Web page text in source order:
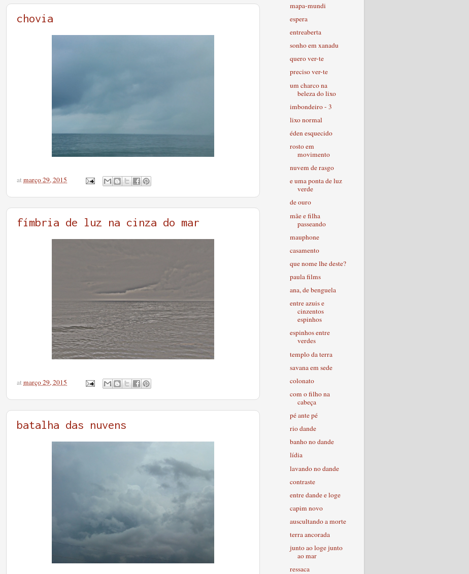
chovia
atmarço 29, 2015
fímbria de luz na cinza do mar
atmarço 29, 2015
batalha das nuvens
mapa-mundi
espera
entreaberta
sonho em xanadu
quero ver-te
preciso ver-te
um charco na
beleza do lixo
imbondeiro - 3
lixo normal
éden esquecido
rosto em
movimento
nuvem de rasgo
e uma ponta de luz
verde
de ouro
mãe e filha
passeando
mauphone
casamento
que nome lhe deste?
paula films
ana, de benguela
entre azuis e
cinzentos
espinhos
espinhos entre
verdes
templo da terra
savana em sede
colonato
com o filho na
cabeça
pé ante pé
rio dande
banho no dande
lídia
lavando no dande
contraste
entre dande e loge
capim novo
auscultando a morte
terra ancorada
junto ao loge junto
ao mar
ressaca